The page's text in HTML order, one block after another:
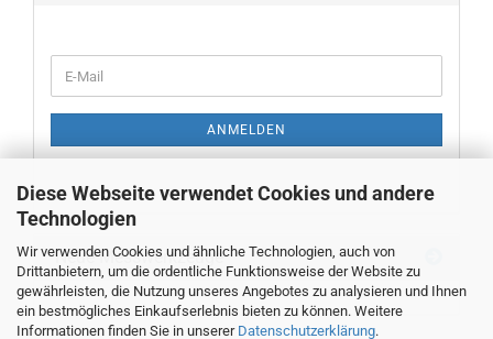
Diese Webseite verwendet Cookies und andere
Technologien
Wir verwenden Cookies und ähnliche Technologien, auch von
Drittanbietern, um die ordentliche Funktionsweise der Website zu
gewährleisten, die Nutzung unseres Angebotes zu analysieren und Ihnen
ein bestmögliches Einkaufserlebnis bieten zu können. Weitere
Informationen finden Sie in unserer Datenschutzerklärung.
ZUR
E-
Mail
ANMELDEN
Neue Messwerkzeuge